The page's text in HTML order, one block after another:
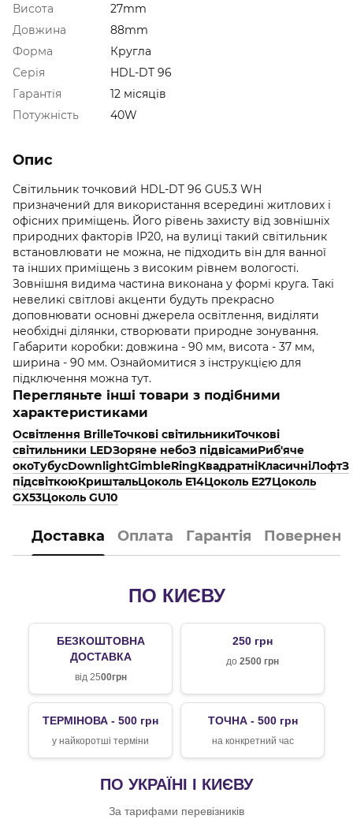
Висота
27mm
Довжина
88mm
Форма
Кругла
Серія
HDL-DT 96
Гарантія
12 місяців
Потужність
40W
Опис
Світильник точковий HDL-DT 96 GU5.3 WH
призначений для використання всередині житлових і
офісних приміщень. Його рівень захисту від зовнішніх
природних факторів IP20, на вулиці такий світильник
встановлювати не можна, не підходить він для ванної
та інших приміщень з високим рівнем вологості.
Зовнішня видима частина виконана у формі круга. Такі
невеликі світлові акценти будуть прекрасно
доповнювати основні джерела освітлення, виділяти
необхідні ділянки, створювати природне зонування.
Габарити коробки: довжина - 90 мм, висота - 37 мм,
ширина - 90 мм. Ознайомитися з інструкцією для
підключення можна тут.
Перегляньте інші товари з подібними
характеристиками
Освітлення BrilleТочкові світильникиТочкові
світильники LEDЗоряне небоЗ підвісамиРиб'яче
окоТубусDownlightGimbleRingКвадратніКласичніЛофтЗ
підсвіткоюКриштальЦоколь E14Цоколь E27Цоколь
GX53Цоколь GU10
Доставка Оплата Гарантія
ПО КИЄВУ
БЕЗКОШТОВНА
ДОСТАВКА
від 2500грн
250 грн
до 2500 грн
ТЕРМІНОВА - 500 грн
у найкоротші терміни
ТОЧНА - 500 грн
на конкретний час
ПО УКРАЇНІ І КИЄВУ
За тарифами перевізників